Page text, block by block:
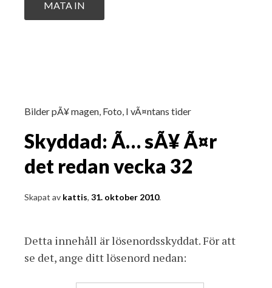
Bilder pÃ¥ magen, Foto, I vÃ¤ntans tider
Skyddad: Ã… sÃ¥ Ã¤r
det redan vecka 32
Skapat av kattis, 31. oktober 2010.
Detta innehåll är lösenordsskyddat. För att
se det, ange ditt lösenord nedan: